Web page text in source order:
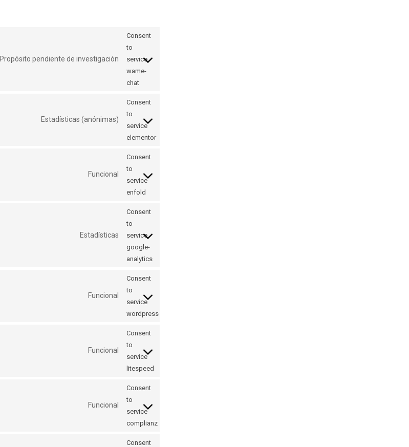
Propósito pendiente de investigación
Consent
to
service
wame-
chat
Estadísticas (anónimas)
Consent
to
service
elementor
Funcional
Consent
to
service
enfold
Estadísticas
Consent
to
service
google-
analytics
Funcional
Consent
to
service
wordpress
Funcional
Consent
to
service
litespeed
Funcional
Consent
to
service
complianz
Consent